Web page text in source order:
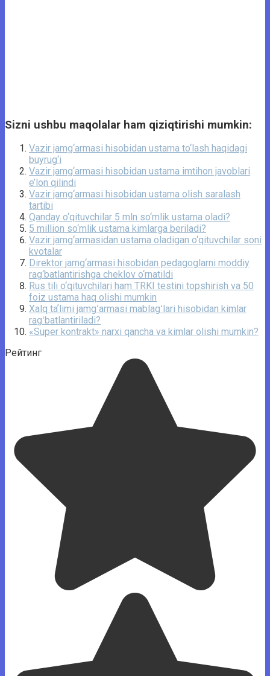
Sizni ushbu maqolalar ham qiziqtirishi mumkin:
Vazir jamg‘armasi hisobidan ustama to‘lash haqidagi
buyrug‘i
Vazir jamg‘armasi hisobidan ustama imtihon javoblari
e’lon qilindi
Vazir jamg‘armasi hisobidan ustama olish saralash
tartibi
Qanday o‘qituvchilar 5 mln so‘mlik ustama oladi?
5 million so‘mlik ustama kimlarga beriladi?
Vazir jamg‘armasidan ustama oladigan o‘qituvchilar soni
kvotalar
Direktor jamg‘armasi hisobidan pedagoglarni moddiy
rag‘batlantirishga cheklov o‘rnatildi
Rus tili o‘qituvchilari ham TRKI testini topshirish va 50
foiz ustama haq olishi mumkin
Xalq taʼlimi jamgʻarmasi mablagʻlari hisobidan kimlar
ragʻbatlantiriladi?
«Super kontrakt» narxi qancha va kimlar olishi mumkin?
Рейтинг